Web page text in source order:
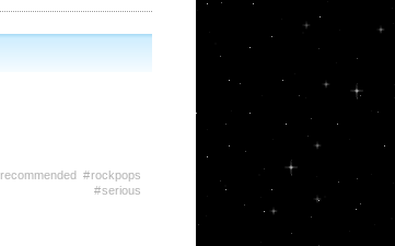
recommended
rockpops
serious